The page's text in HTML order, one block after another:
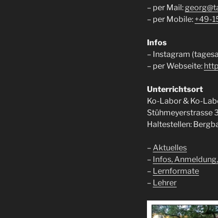
– per Mail:
– per Mobile: +49-
Infos
– Instagram
– per Webseite:
Unterrichtsort
Ko-Labor & Ko-
Stühmeyerstrasse
Haltestellen:
– Aktuelles
– Infos,
– Lernformate
– Lehrer